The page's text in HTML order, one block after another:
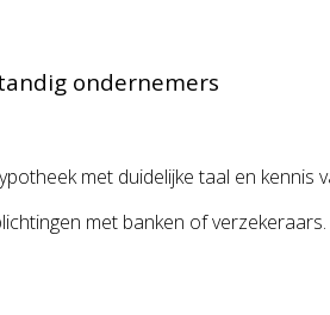
ondernemers
met duidelijke taal en kennis
met banken of verzekeraars.